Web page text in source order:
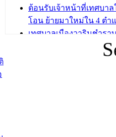
ต้อนรับเจ้าหน้าที่เทศบา
โอน ย้ายมาใหม่ใน 4 ตำ
เทศบาลเมืองวารินชำรา
ต้อนรับพนักงานเทศบาล
สรรหาให้ดำรงตำแหน่ง